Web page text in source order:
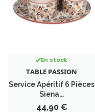
En stock
TABLE PASSION
Service Apéritif 6 Pièces
Siena...
Prix
44,90 €